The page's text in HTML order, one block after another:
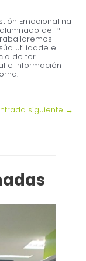
Emocional na
de 1º
utilidade e
de ter
e información
siguiente →